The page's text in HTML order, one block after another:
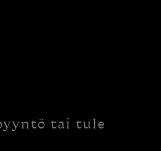
tai tule